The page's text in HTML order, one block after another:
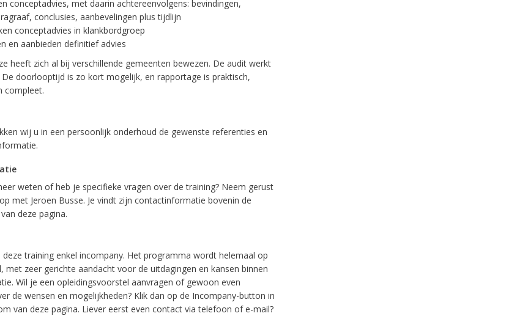
conceptadvies, met daarin achtereenvolgens: bevindingen,
conclusies, aanbevelingen plus tijdlijn
conceptadvies in klankbordgroep
en aanbieden definitief advies
heeft zich al bij verschillende gemeenten bewezen. De audit werkt
doorlooptijd is zo kort mogelijk, en rapportage is praktisch,
compleet.
wij u in een persoonlijk onderhoud de gewenste referenties en
weten of heb je specifieke vragen over de training? Neem gerust
met Jeroen Busse. Je vindt zijn contactinformatie bovenin de
deze pagina.
deze training enkel incompany. Het programma wordt helemaal op
met zeer gerichte aandacht voor de uitdagingen en kansen binnen
Wil je een opleidingsvoorstel aanvragen of gewoon even
de wensen en mogelijkheden? Klik dan op de Incompany-button in
van deze pagina. Liever eerst even contact via telefoon of e-mail?